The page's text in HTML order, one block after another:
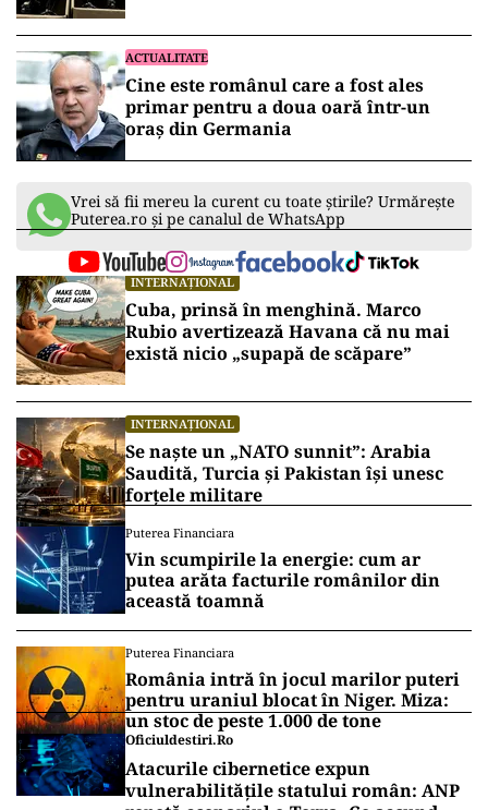
ACTUALITATE
Cine este românul care a fost ales
primar pentru a doua oară într-un
oraș din Germania
Vrei să fii mereu la curent cu toate știrile? Urmărește
Puterea.ro și pe canalul de WhatsApp
INTERNAȚIONAL
Cuba, prinsă în menghină. Marco
Rubio avertizează Havana că nu mai
există nicio „supapă de scăpare”
INTERNAȚIONAL
Se naște un „NATO sunnit”: Arabia
Saudită, Turcia și Pakistan își unesc
forțele militare
Puterea Financiara
Vin scumpirile la energie: cum ar
putea arăta facturile românilor din
această toamnă
Puterea Financiara
România intră în jocul marilor puteri
pentru uraniul blocat în Niger. Miza:
un stoc de peste 1.000 de tone
Oficiuldestiri.ro
Atacurile cibernetice expun
vulnerabilitățile statului român: ANP